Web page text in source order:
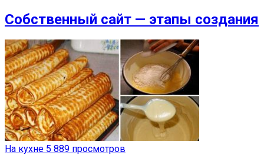
Собственный сайт — этапы создания
На кухне 5 889 просмотров